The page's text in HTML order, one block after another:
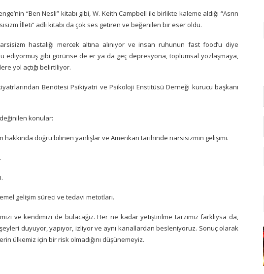
“Ben Nesli” kitabı gibi, W. Keith Campbell ile birlikte kaleme aldığı “Asrın
İlleti” adlı kitabı da çok ses getiren ve beğenilen bir eser oldu.
hastalığı mercek altına alınıyor ve insan ruhunun fast food’u diye
ediyormuş gibi görünse de er ya da geç depresyona, toplumsal yozlaşmaya,
yol açtığı belirtiliyor.
Benötesi Psikiyatri ve Psikoloji Enstitüsü Derneği kurucu başkanı
konular:
hakkında doğru bilinen yanlışlar ve Amerikan tarihinde narsisizmin gelişimi.
gelişim süreci ve tedavi metotları.
ve kendimizi de bulacağız. Her ne kadar yetiştirilme tarzımız farklıysa da,
duyuyor, yapıyor, izliyor ve aynı kanallardan besleniyoruz. Sonuç olarak
ülkemiz için bir risk olmadığını düşünemeyiz.